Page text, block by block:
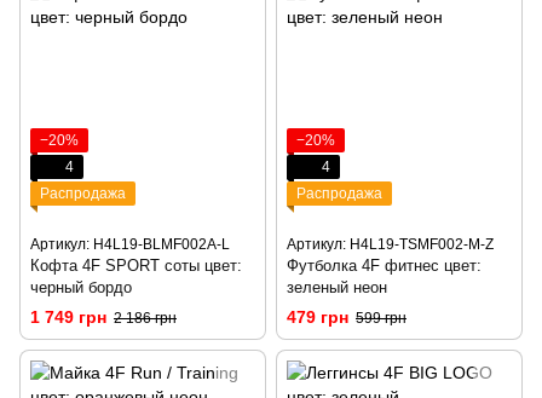
−20%
4
Распродажа
Артикул: H4L19-BLMF002A-L
Кофта 4F SPORT соты цвет:
черный бордо
1 749 грн 2 186 грн
−20%
4
Распродажа
Артикул: H4L19-TSMF002-M-Z
Футболка 4F фитнес цвет:
зеленый неон
479 грн 599 грн